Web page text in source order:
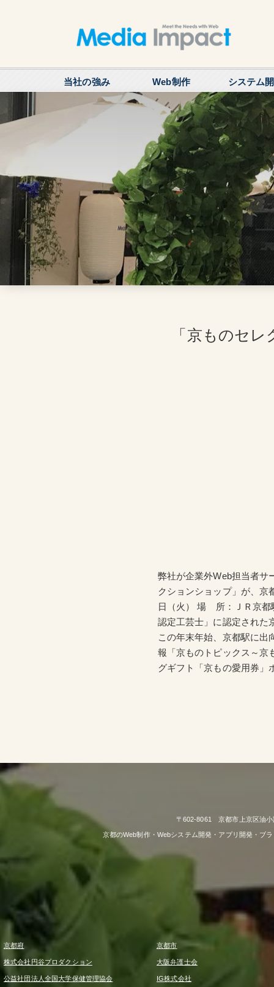
当社の強み Web制作 システム
「京ものセ
弊社が企業外Web担当者サ
クションショップ」が、
日（火） 場 所：ＪＲ京都
認定工芸士」に認定された
この年末年始、京都駅に
報「京ものトピックス～
グギフト「京もの愛用券」
〒602-8061 京都市上京区油
京都のWeb制作・Webシステム開発・アプリ開発・ブ
京都府 京都市
株式会社円谷プロダクション 大阪弁護士会
公益社団法人全国大学保健管理協会 IG株式会社